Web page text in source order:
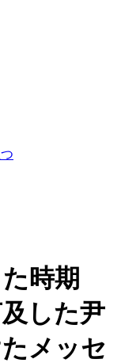
時期
した尹
メッセ